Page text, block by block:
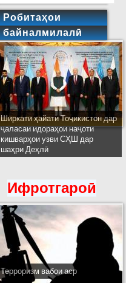
Робитаҳои
байналмилалӣ
Ширкати ҳайати Тоҷикистон дар
ҷаласаи идораҳои наҷоти
кишварҳои узви СҲШ дар
шаҳри Деҳлӣ
Ифротгароӣ
Терроризм вабои аср